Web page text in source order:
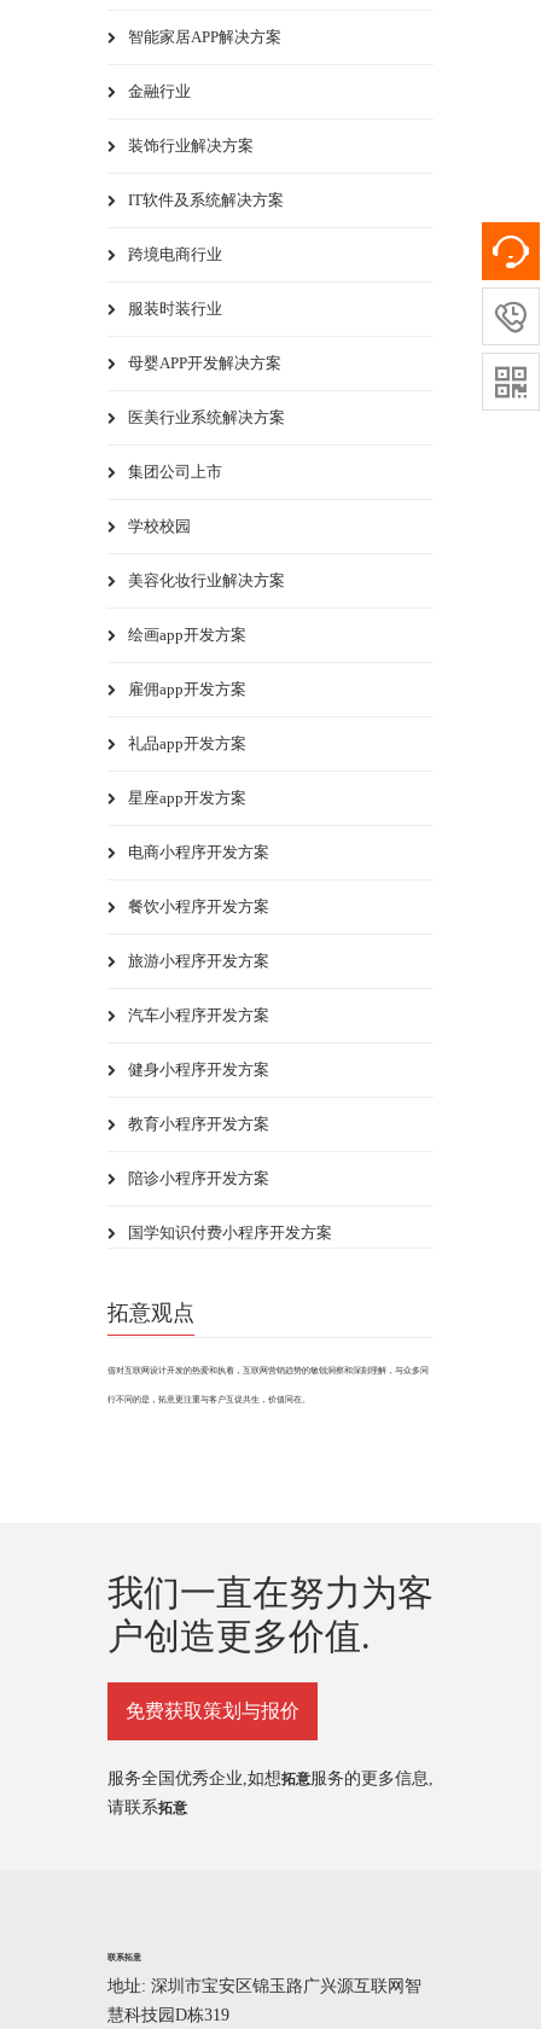
智能家居APP解决方案
金融行业
装饰行业解决方案
IT软件及系统解决方案
跨境电商行业
服装时装行业
母婴APP开发解决方案
医美行业系统解决方案
集团公司上市
学校校园
美容化妆行业解决方案
绘画app开发方案
雇佣app开发方案
礼品app开发方案
星座app开发方案
电商小程序开发方案
餐饮小程序开发方案
旅游小程序开发方案
汽车小程序开发方案
健身小程序开发方案
教育小程序开发方案
陪诊小程序开发方案
国学知识付费小程序开发方案
拓意观点
借对互联网设计开发的热爱和执着，互联网营销趋势的敏锐洞察和深刻理解，与众多同
行不同的是，拓意更注重与客户互促共生，价值同在。
我们一直在努力为客
户创造更多价值.
免费获取策划与报价
服务全国优秀企业,如想拓意服务的更多信息,
请联系拓意
联系拓意
地址: 深圳市宝安区锦玉路广兴源互联网智
慧科技园D栋319

